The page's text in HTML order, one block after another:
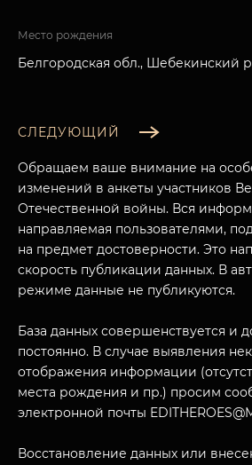
Место рождения
Белгородская обл., Шебекинский
СЛЕДУЮЩИЙ
Обращаем ваше внимание на
изменений в анкеты участников
Отечественной войны. Вся
направляемая пользователями,
на предмет достоверности. Это
скорость публикации данных. В
режиме данные не публикуются.
База данных совершенствуется и
постоянно. В случае выявления
отображения информации
места рождения и пр.) просим
электронной почты
Восстановление данных или